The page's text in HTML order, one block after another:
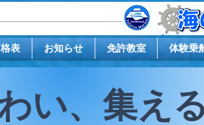
表 お知らせ 免許教室 体験乗
い、集え